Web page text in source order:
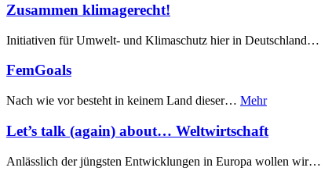
Zusammen klimagerecht!
Initiativen für Umwelt- und Klimaschutz hier in Deutschland…
FemGoals
Nach wie vor besteht in keinem Land dieser… Mehr
Let’s talk (again) about… Weltwirtschaft
Anlässlich der jüngsten Entwicklungen in Europa wollen wir…